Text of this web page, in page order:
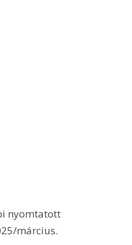
nyomtatott
március.